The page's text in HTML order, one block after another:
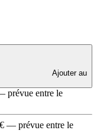
Ajouter au
prévue entre le
— prévue entre le